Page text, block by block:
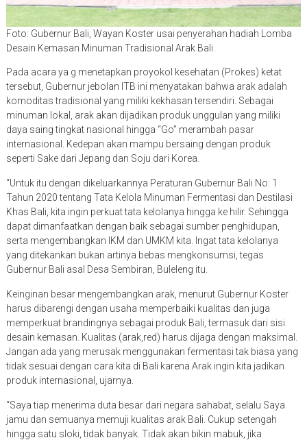
Foto: Gubernur Bali, Wayan Koster usai penyerahan hadiah Lomba
Desain Kemasan Minuman Tradisional Arak Bali.
Pada acara ya g menetapkan proyokol kesehatan (Prokes) ketat
tersebut, Gubernur jebolan ITB ini menyatakan bahwa arak adalah
komoditas tradisional yang miliki kekhasan tersendiri. Sebagai
minuman lokal, arak akan dijadikan produk unggulan yang miliki
daya saing tingkat nasional hingga “Go” merambah pasar
internasional. Kedepan akan mampu bersaing dengan produk
seperti Sake dari Jepang dan Soju dari Korea.
“Untuk itu dengan dikeluarkannya Peraturan Gubernur Bali No: 1
Tahun 2020 tentang Tata Kelola Minuman Fermentasi dan Destilasi
Khas Bali, kita ingin perkuat tata kelolanya hingga ke hilir. Sehingga
dapat dimanfaatkan dengan baik sebagai sumber penghidupan,
serta mengembangkan IKM dan UMKM kita. Ingat tata kelolanya
yang ditekankan bukan artinya bebas mengkonsumsi, tegas
Gubernur Bali asal Desa Sembiran, Buleleng itu.
Keinginan besar mengembangkan arak, menurut Gubernur Koster
harus dibarengi dengan usaha memperbaiki kualitas dan juga
memperkuat brandingnya sebagai produk Bali, termasuk dari sisi
desain kemasan. Kualitas (arak,red) harus dijaga dengan maksimal.
Jangan ada yang merusak menggunakan fermentasi tak biasa yang
tidak sesuai dengan cara kita di Bali karena Arak ingin kita jadikan
produk internasional, ujarnya.
“Saya tiap menerima duta besar dari negara sahabat, selalu Saya
jamu dan semuanya memuji kualitas arak Bali. Cukup setengah
hingga satu sloki, tidak banyak. Tidak akan bikin mabuk, jika